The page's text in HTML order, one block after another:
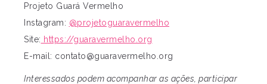
Projeto Guará Vermelho
Instagram: @projetoguaravermelho
Site: https://guaravermelho.org
E-mail: contato@guaravermelho.org
Interessados podem acompanhar as ações, participar